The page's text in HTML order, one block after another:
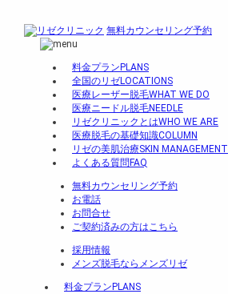
無料カウンセリング予約
料金プラン PLANS
全国のリゼLOCATIONS
医療レーザー脱毛WHAT WE DO
医療ニードル脱毛NEEDLE
リゼクリニックとはWHO WE ARE
医療脱毛の基礎知識COLUMN
リゼの美肌治療SKIN MANAGEMENT
よくある質問 FAQ
無料カウンセリング予約
お電話
お問合せ
ご契約済みの方はこちら
採用情報
メンズ脱毛ならメンズリゼ
料金プラン PLANS